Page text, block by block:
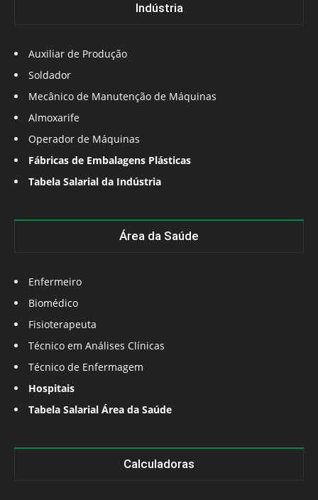
Indústria
Auxiliar de Produção
Soldador
Mecânico de Manutenção de Máquinas
Almoxarife
Operador de Máquinas
Fábricas de Embalagens Plásticas
Tabela Salarial da Indústria
Área da Saúde
Enfermeiro
Biomédico
Fisioterapeuta
Técnico em Análises Clínicas
Técnico de Enfermagem
Hospitais
Tabela Salarial Área da Saúde
Calculadoras